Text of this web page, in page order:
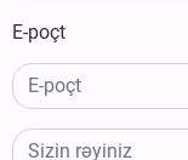
E-poçt